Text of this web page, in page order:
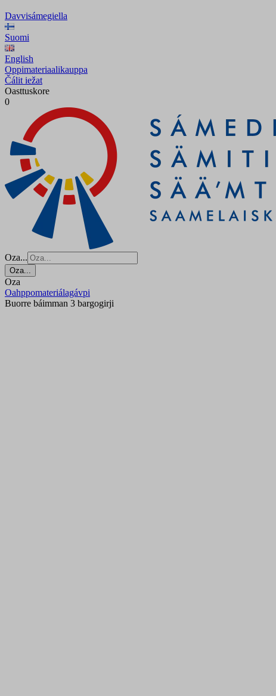
Davvisámegiella
Suomi
English
Oppimateriaalikauppa
Čálit iežat
Oasttuskore
0
Oza...
Oza...
Oza
Oahppomateriálagávpi
Buorre báimman 3 bargogirji